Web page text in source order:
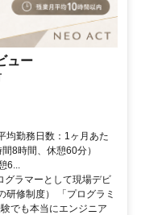
ュー
均勤務日数：1ヶ月あた
8時間、休憩60分）
グラマーとして現場デビ
研修制度） 「プログラミ
でも本当にエンジニア